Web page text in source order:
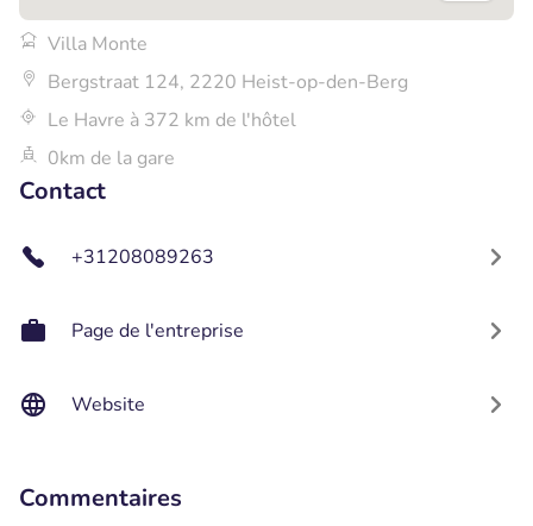
Villa Monte
Bergstraat 124, 2220 Heist-op-den-Berg
Le Havre à 372 km de l'hôtel
0km de la gare
Contact
+31208089263
Page de l'entreprise
Website
Commentaires